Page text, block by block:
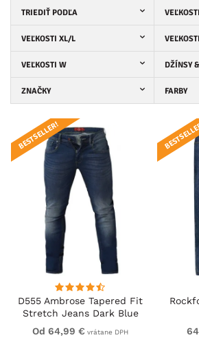
TRIEDIŤ PODĽA
VEĽKOSTI XL/L
VEĽKOSTI W DŽÍNSY
ZNAČKY FARBY
D555 Ambrose Tapered Fit
Stretch Jeans Dark Blue
BESTSELLER!
Od 64,99 € vrátane DPH